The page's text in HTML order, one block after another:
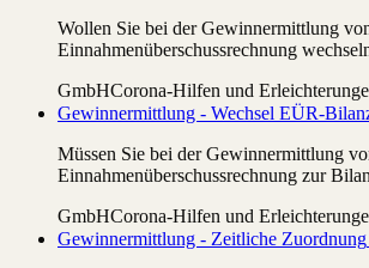
Wollen Sie bei der Gewinnermittlung
Einnahmenüberschussrechnung
GmbHCorona-Hilfen und
Gewinnermittlung - Wechsel EÜR-
Müssen Sie bei der Gewinnermittlung
Einnahmenüberschussrechnung zur
GmbHCorona-Hilfen und
Gewinnermittlung - Zeitliche Zuordnung